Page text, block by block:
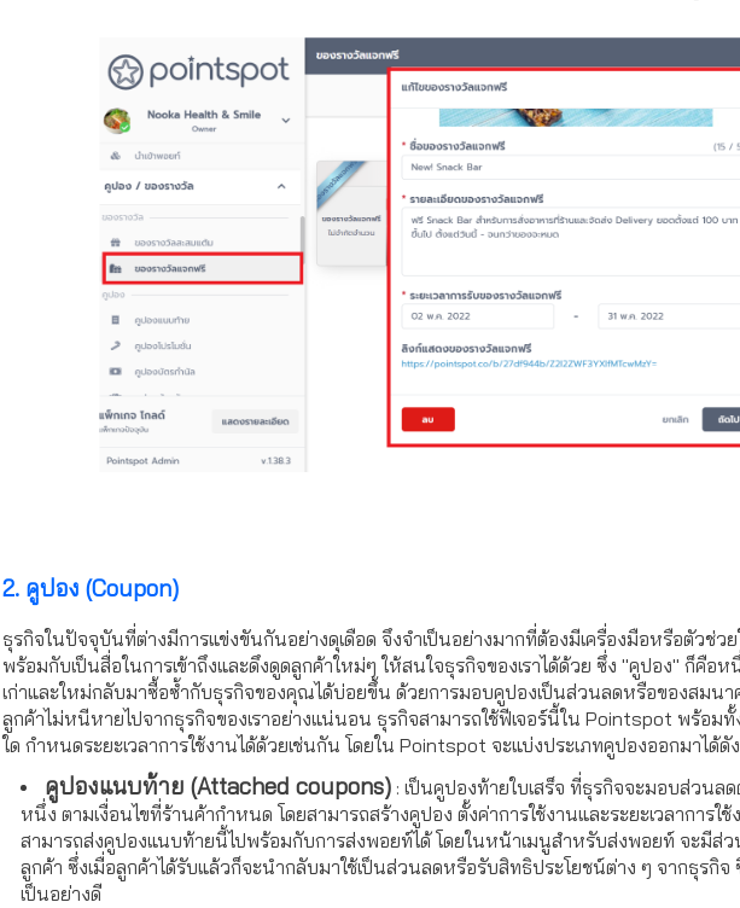
2. คูปอง (Coupon)
ธุรกิจในปัจจุบันที่ต่างมีการแข่งขันกันอย่างดุเดือด จึงจำเป็นอย่างมากที่ต้องมีเครื่องมือหรือตัวช่ว
พร้อมกับเป็นสื่อในการเข้าถึงและดึงดูดลูกค้าใหม่ๆ ให้สนใจธุรกิจของเราได้ด้วย ซึ่ง "คูปอง" ก็คือห
เก่าและใหม่กลับมาซื้อซ้ำกับธุรกิจของคุณได้บ่อยขึ้น ด้วยการมอบคูปองเป็นส่วนลดหรือของสมน
ลูกค้าไม่หนีหายไปจากธุรกิจของเราอย่างแน่นอน ธุรกิจสามารถใช้ฟีเจอร์นี้ใน Pointspot พร้อมทั้
ใด กำหนดระยะเวลาการใช้งานได้ด้วยเช่นกัน โดยใน Pointspot จะแบ่งประเภทคูปองออกมาได้ดั
คูปองแนบท้าย (Attached coupons): เป็นคูปองท้ายใบเสร็จ ที่ธุรกิจจะมอบส่วนล
หนึ่ง ตามเงื่อนไขที่ร้านค้ากำหนด โดยสามารถสร้างคูปอง ตั้งค่าการใช้งานและระยะเวลาการใ
สามารถส่งคูปองแนบท้ายนี้ไปพร้อมกับการส่งพอยท์ได้ โดยในหน้าเมนูสำหรับส่งพอยท์ จะมีส่ว
ลูกค้า ซึ่งเมื่อลูกค้าได้รับแล้วก็จะนำกลับมาใช้เป็นส่วนลดหรือรับสิทธิประโยชน์ต่าง ๆ จากธุรกิจ
เป็นอย่างดี